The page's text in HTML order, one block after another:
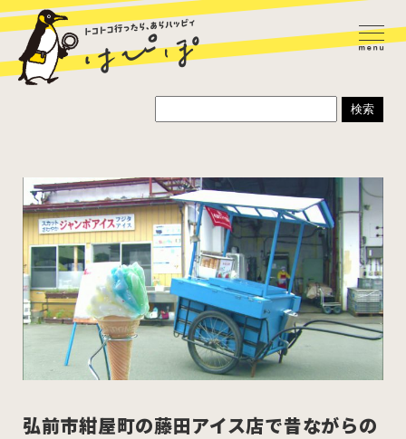
ラーメン カレー
弘前市紺屋町の藤田アイス店で昔ながらの